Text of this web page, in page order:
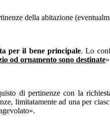
della abitazione
per il bene principale. Lo
od ornamento sono destinate
di pertinenze con la
limitatamente ad una per